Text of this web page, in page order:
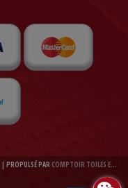
| PROPULSÉ PAR COMPTOIR TOILES ET BACHES 1.0.1